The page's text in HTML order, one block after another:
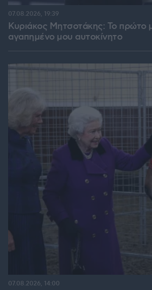
Κυριάκος Μητσοτάκης: Το πρώτο
αγαπημένο μου αυτοκίνητο
07.08.2026, 19:39
07.08.2026, 14:00